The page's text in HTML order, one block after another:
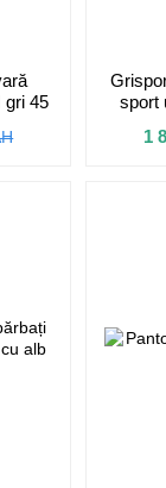
gri 45
sport
1